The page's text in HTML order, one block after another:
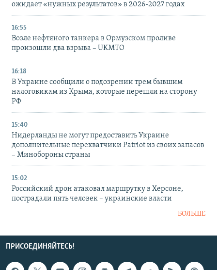
ожидает «нужных результатов» в 2026-2027 годах
16:55
Возле нефтяного танкера в Ормузском проливе
произошли два взрыва – UKMTO
16:18
В Украине сообщили о подозрении трем бывшим
налоговикам из Крыма, которые перешли на сторону
РФ
15:40
Нидерланды не могут предоставить Украине
дополнительные перехватчики Patriot из своих запасов
– Минобороны страны
15:02
Российский дрон атаковал маршрутку в Херсоне,
пострадали пять человек – украинские власти
БОЛЬШЕ
ПРИСОЕДИНЯЙТЕСЬ!